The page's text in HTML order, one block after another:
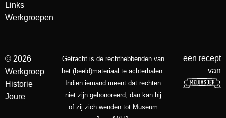
Links
Werkgroepen
© 2026
Werkgroep
Historie
Joure
Getracht is de rechthebbenden van
het (beeld)materiaal te achterhalen.
Indien iemand meent dat rechten
niet zijn gehonoreerd, dan kan hij
of zij zich wenden tot Museum
een recept
van